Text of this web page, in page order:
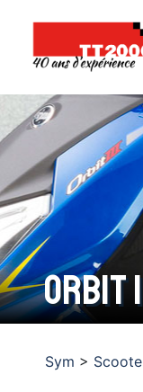
Orbit
Sym >